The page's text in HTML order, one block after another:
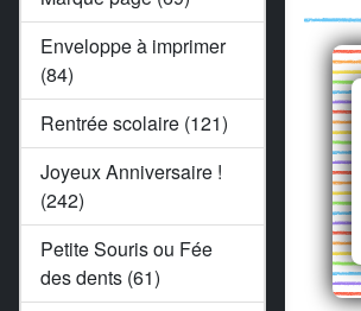
Enveloppe à imprimer
(84)
Rentrée scolaire (121)
Joyeux Anniversaire !
(242)
Petite Souris ou Fée
des dents (61)